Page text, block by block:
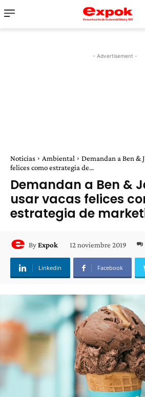
- Advertisement -
Noticias Ambiental
Demandan a Ben &
felices como estrategia de...
Demandan a Ben &
usar vacas felices
estrategia de
ByExpok 12 noviembre 2019
Linkedin Facebook